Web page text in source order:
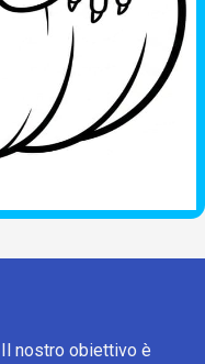
nostro obiettivo è